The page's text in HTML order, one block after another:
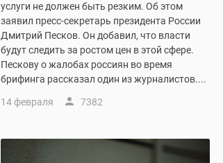
услуги не должен быть резким. Об этом
заявил пресс-секретарь президента России
Дмитрий Песков. Он добавил, что власти
будут следить за ростом цен в этой сфере.
Пескову о жалобах россиян во время
брифинга рассказал один из журналистов....
14 февраля 7382